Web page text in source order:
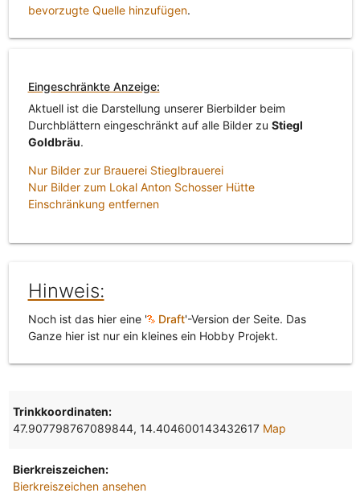
bevorzugte Quelle hinzufügen.
Eingeschränkte Anzeige:
Aktuell ist die Darstellung unserer Bierbilder beim
Durchblättern eingeschränkt auf alle Bilder zu Stiegl
Goldbräu.
Nur Bilder zur Brauerei Stieglbrauerei
Nur Bilder zum Lokal Anton Schosser Hütte
Einschränkung entfernen
Hinweis:
Noch ist das hier eine ' Draft'-Version der Seite. Das
Ganze hier ist nur ein kleines ein Hobby Projekt.
Trinkkoordinaten:
47.907798767089844, 14.404600143432617 Map
Bierkreiszeichen:
Bierkreiszeichen ansehen